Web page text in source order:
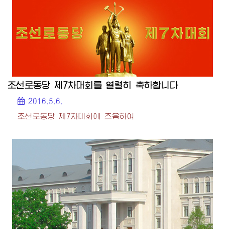
조선로동당 제7차대회를 열렬히 축하합니다
2016.5.6.
조선로동당 제7차대회에 즈음하여